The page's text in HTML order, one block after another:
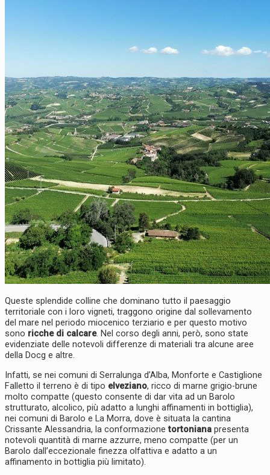
Queste splendide colline che dominano tutto il paesaggio
territoriale con i loro vigneti, traggono origine dal sollevamento
del mare nel periodo miocenico terziario e per questo motivo
sono ricche di calcare. Nel corso degli anni, però, sono state
evidenziate delle notevoli differenze di materiali tra alcune aree
della Docg e altre.
Infatti, se nei comuni di Serralunga d’Alba, Monforte e Castiglione
Falletto il terreno è di tipo elveziano, ricco di marne grigio-brune
molto compatte (questo consente di dar vita ad un Barolo
strutturato, alcolico, più adatto a lunghi affinamenti in bottiglia),
nei comuni di Barolo e La Morra, dove è situata la cantina
Crissante Alessandria, la conformazionetortoniana presenta
notevoli quantità di marne azzurre, meno compatte (per un
Barolo dall’eccezionale finezza olfattiva e adatto a un
affinamento in bottiglia più limitato).